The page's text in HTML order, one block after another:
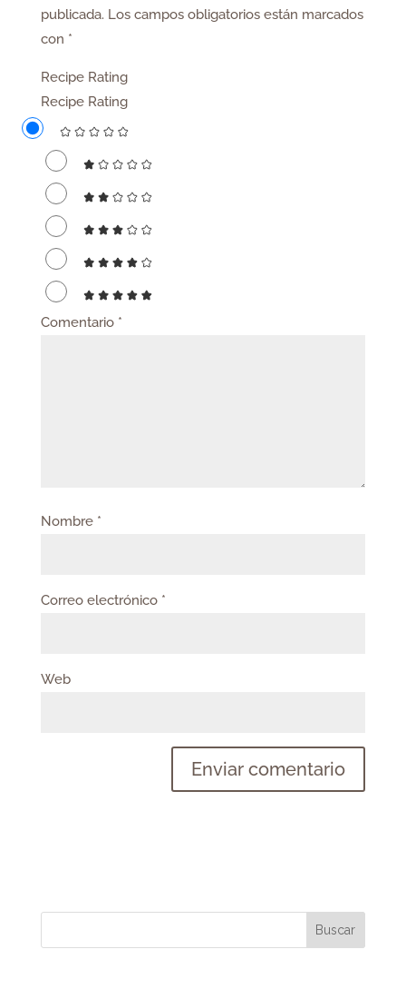
publicada. Los campos obligatorios están marcados
con *
Recipe Rating
Recipe Rating
Comentario *
Nombre *
Correo electrónico *
Web
Buscar